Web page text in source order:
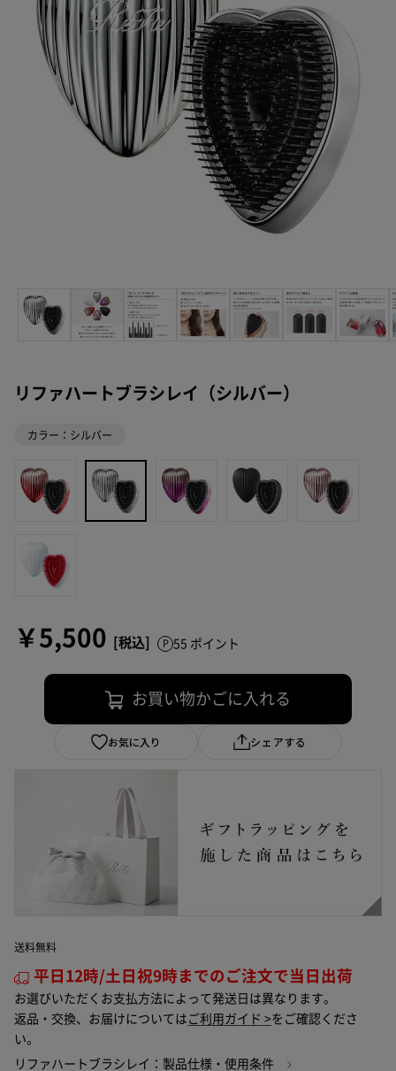
リファハートブラシレイ（シルバー）
カラー：シルバー
￥5,500 55 ポイント
お買い物かごに入れる
お気に入り シェアする
送料無料
平日12時/土日祝9時までのご注文で当日出荷
お選びいただくお支払方法によって発送日は異なります。
返品・交換、お届けについては ご利用ガイド >をご確認くださ
い。
リファハートブラシレイ：製品仕様・使用条件